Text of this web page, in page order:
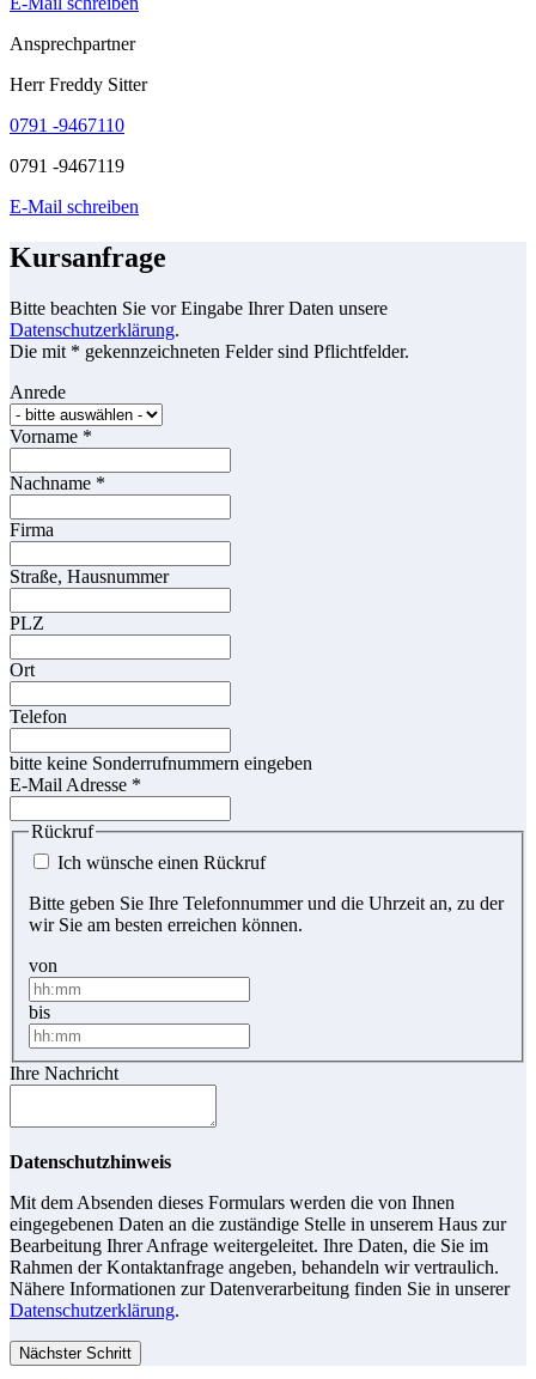
Ansprechpartner
Herr Freddy Sitter
0791 -9467110
0791 -9467119
E-Mail schreiben
Kursanfrage
Bitte beachten Sie vor Eingabe Ihrer Daten unsere
Datenschutzerklärung.
Die mit * gekennzeichneten Felder sind Pflichtfelder.
Anrede
Vorname *
Nachname *
Firma
Straße, Hausnummer
PLZ
Ort
Telefon
bitte keine Sonderrufnummern eingeben
E-Mail Adresse *
Rückruf
Ich wünsche einen Rückruf
Bitte geben Sie Ihre Telefonnummer und die Uhrzeit an, zu der
wir Sie am besten erreichen können.
von
bis
Ihre Nachricht
Datenschutzhinweis
Mit dem Absenden dieses Formulars werden die von Ihnen
eingegebenen Daten an die zuständige Stelle in unserem Haus zur
Bearbeitung Ihrer Anfrage weitergeleitet. Ihre Daten, die Sie im
Rahmen der Kontaktanfrage angeben, behandeln wir vertraulich.
Nähere Informationen zur Datenverarbeitung finden Sie in unserer
Datenschutzerklärung.
Nächster Schritt